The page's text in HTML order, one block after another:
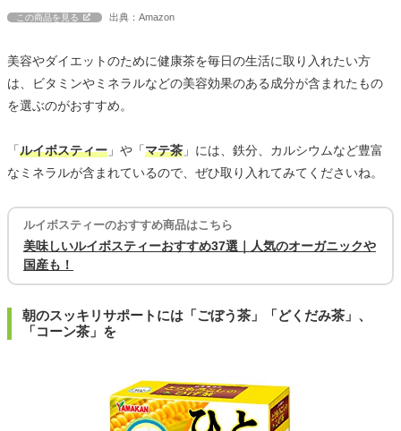
この商品を見る 出典：Amazon
美容やダイエットのために健康茶を毎日の生活に取り入れたい方
は、ビタミンやミネラルなどの美容効果のある成分が含まれたもの
を選ぶのがおすすめ。
「ルイボスティー 」や「マテ茶 」には、鉄分、カルシウムなど豊富
なミネラルが含まれているので、ぜひ取り入れてみてくださいね。
ルイボスティーのおすすめ商品はこちら
美味しいルイボスティーおすすめ37選｜人気のオーガニックや
国産も！
朝のスッキリサポートには「ごぼう茶」「どくだみ茶」、
「コーン茶」を